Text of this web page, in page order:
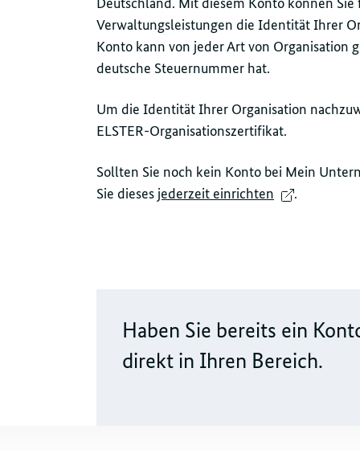
Verwaltungsleistungen die Identität Ihrer
Konto kann von jeder Art von Organisation
deutsche Steuernummer hat.
Um die Identität Ihrer Organisation
ELSTER-Organisationszertifikat.
Sollten Sie noch kein Konto bei Mein
Sie dieses jederzeit einrichten .
Haben Sie bereits ein
direkt in Ihren Bereich.